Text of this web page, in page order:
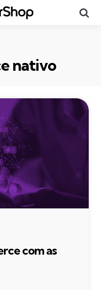
nativo
com as